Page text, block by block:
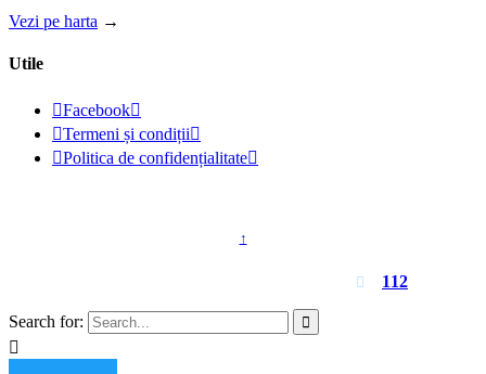
Vezi pe harta →
Utile
Facebook
Termeni și condiții
Politica de confidențialitate
↑
 112
Search for: 
